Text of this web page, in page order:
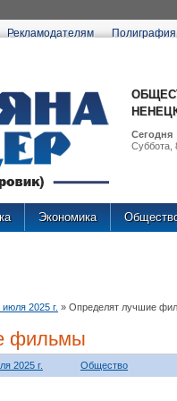
Рекламодателям Полиграфия
Сегодня
Суббота,
Экономика
2025 г. » Определят лучшие
фильмы
2025 г. Общество